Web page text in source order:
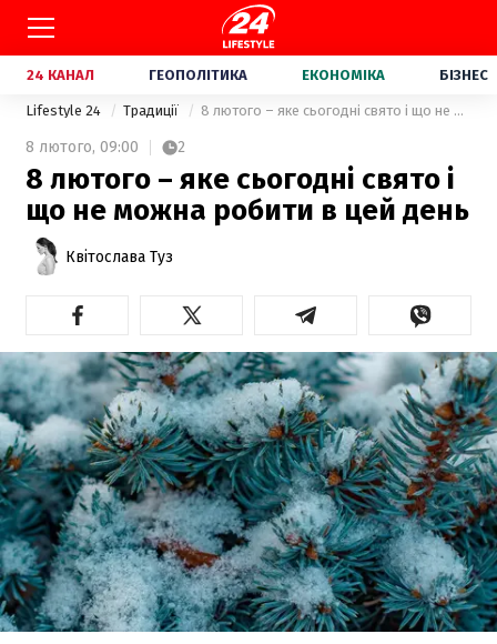
24 КАНАЛ ГЕОПОЛІТИКА ЕКОНОМІКА БІЗНЕС
Lifestyle 24 Традиції 8 лютого – яке сьогодні свято і що не можна робити в цей день
8 лютого, 09:00 2
8 лютого – яке сьогодні свято і
що не можна робити в цей день
Квітослава Туз